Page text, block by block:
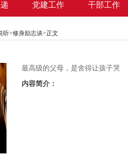
党建工作 干部工作
听>修身励志谈>正文
最高级的父母，是舍得让孩子哭
内容简介：